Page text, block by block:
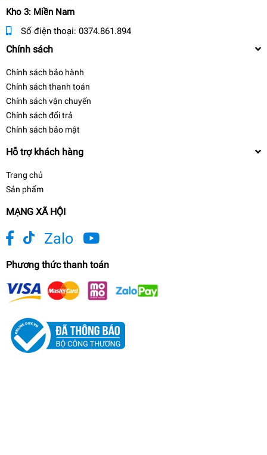
Kho 3: Miền Nam
Số điện thoại: 0374.861.894
Chính sách
Chính sách bảo hành
Chính sách thanh toán
Chính sách vận chuyển
Chính sách đổi trả
Chính sách bảo mật
Hỗ trợ khách hàng
Trang chủ
Sản phẩm
MẠNG XÃ HỘI
Zalo
Phương thức thanh toán